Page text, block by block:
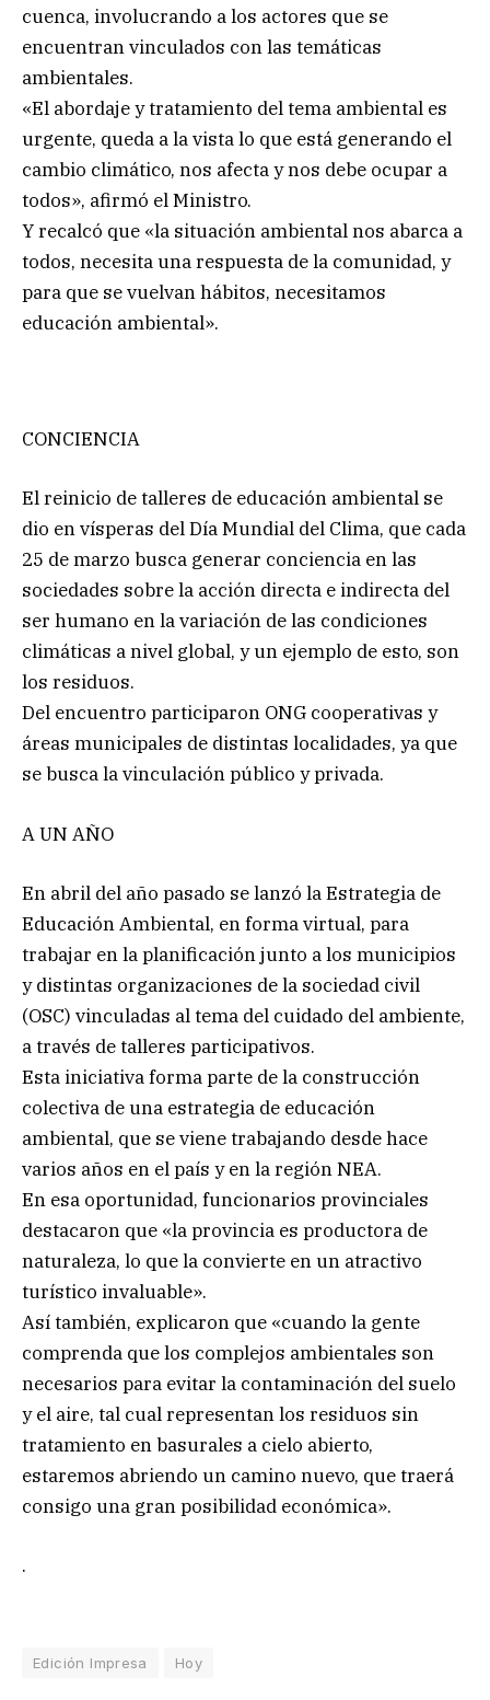
cuenca, involucrando a los actores que se
encuentran vinculados con las temáticas
ambientales.
«El abordaje y tratamiento del tema ambiental es
urgente, queda a la vista lo que está generando el
cambio climático, nos afecta y nos debe ocupar a
todos», afirmó el Ministro.
Y recalcó que «la situación ambiental nos abarca a
todos, necesita una respuesta de la comunidad, y
para que se vuelvan hábitos, necesitamos
educación ambiental».
CONCIENCIA
El reinicio de talleres de educación ambiental se
dio en vísperas del Día Mundial del Clima, que cada
25 de marzo busca generar conciencia en las
sociedades sobre la acción directa e indirecta del
ser humano en la variación de las condiciones
climáticas a nivel global, y un ejemplo de esto, son
los residuos.
Del encuentro participaron ONG cooperativas y
áreas municipales de distintas localidades, ya que
se busca la vinculación público y privada.
A UN AÑO
En abril del año pasado se lanzó la Estrategia de
Educación Ambiental, en forma virtual, para
trabajar en la planificación junto a los municipios
y distintas organizaciones de la sociedad civil
(OSC) vinculadas al tema del cuidado del ambiente,
a través de talleres participativos.
Esta iniciativa forma parte de la construcción
colectiva de una estrategia de educación
ambiental, que se viene trabajando desde hace
varios años en el país y en la región NEA.
En esa oportunidad, funcionarios provinciales
destacaron que «la provincia es productora de
naturaleza, lo que la convierte en un atractivo
turístico invaluable».
Así también, explicaron que «cuando la gente
comprenda que los complejos ambientales son
necesarios para evitar la contaminación del suelo
y el aire, tal cual representan los residuos sin
tratamiento en basurales a cielo abierto,
estaremos abriendo un camino nuevo, que traerá
consigo una gran posibilidad económica».
.
Edición Impresa Hoy